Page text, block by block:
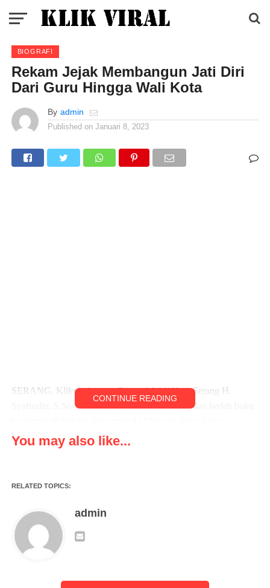
BIOGRAFI
Rekam Jejak Membangun Jati Diri
Dari Guru Hingga Wali Kota
By admin
Published on Januari 8, 2023
SERANG, Klikviral.com – Biografi Wali Kota Serang H.
Syafrudin, S.Sos, M.Si dalam acara Lounching dan bedah buku
Minggu ( 08/01/2023 )
Pesantren Al Mubarok Kota Serang dihadiri oleh Wali Kota
Saefudin,M.Si Setda Kota Serang, Dewan DPRD Kota Serang,
Seluruh OPD Kota Serang, Kepala Dinas Pendidikan dan
Kebudayaan Kota Serang,Para Rektor, Ketua PGRI Kota
Masyarakat da Keluarga Besar H. Syafrudin dari Kampun Beji
CONTINUE READING
You may also like...
RELATED TOPICS:
admin